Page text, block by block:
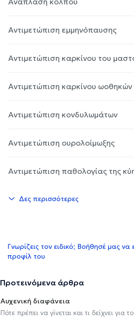
Αντιμετώπιση εμμηνόπαυσης
Αντιμετώπιση καρκίνου του
Αντιμετώπιση καρκίνου ωοθηκών
Αντιμετώπιση κονδυλωμάτων
Αντιμετώπιση ουρολοίμωξης
Αντιμετώπιση παθολογίας της
Δες περισσότερες
Γνωρίζεις τον ειδικό; Βοήθησέ μας
προφίλ του
Προτεινόμενα άρθρα
Αυχενική διαφάνεια
Πότε πρέπει να γίνεται και τι δείχνει για